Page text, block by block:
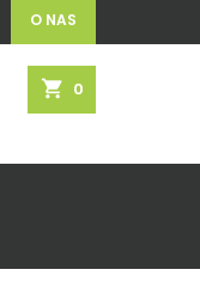
O NAS
shopping_cart 0